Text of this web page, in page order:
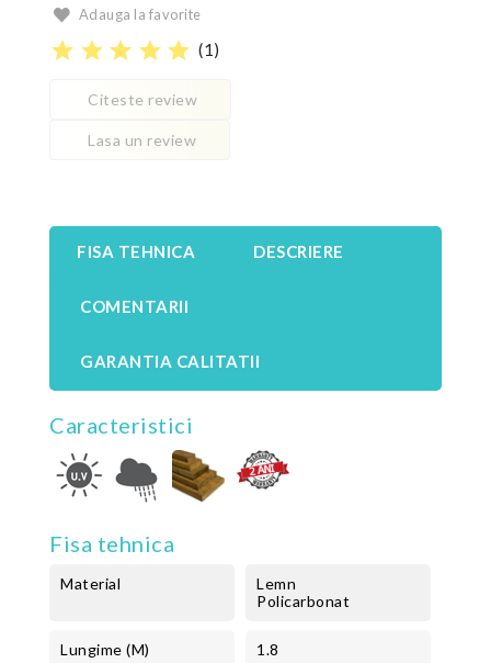
Adauga la favorite
star star star star star (1)
Citeste review
Lasa un review
FISA TEHNICA DESCRIERE
COMENTARII
GARANTIA CALITATII
Caracteristici
Fisa tehnica
Material
Lemn
Policarbonat
Lungime (m) 1.8